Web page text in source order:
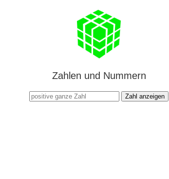
Zahlen und Nummern
Zahl anzeigen